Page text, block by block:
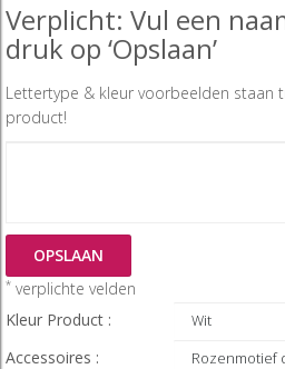
Verplicht: Vul een
druk op ‘Opslaan’
Lettertype & kleur voorbeelden staan
product!
OPSLAAN
* verplichte velden
Kleur Product :
Accessoires :